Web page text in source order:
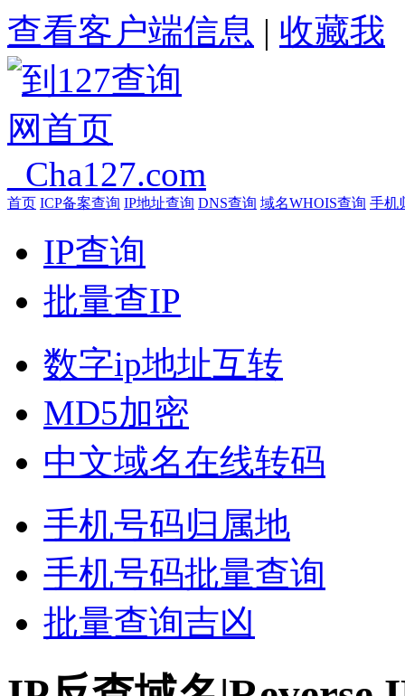
查看客户端信息 | 收藏我
首页 ICP备案查询 IP地址查询 DNS查询 域名WHOIS查询 手机
IP查询
批量查IP
数字ip地址互转
MD5加密
中文域名在线转码
手机号码归属地
手机号码批量查询
批量查询吉凶